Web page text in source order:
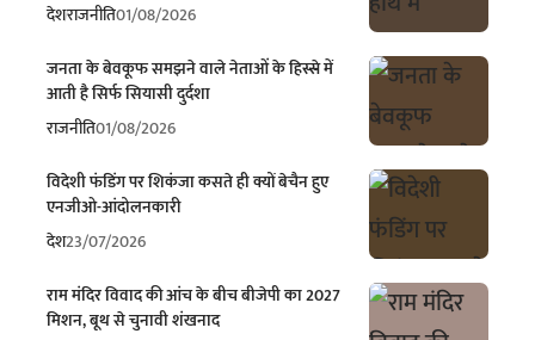
देशराजनीति01/08/2026
जनता के बेवकूफ समझने वाले नेताओं के हिस्से में
आती है सिर्फ सियासी दुर्दशा
राजनीति01/08/2026
विदेशी फंडिंग पर शिकंजा कसते ही क्यों बेचैन हुए
एनजीओ-आंदोलनकारी
देश23/07/2026
राम मंदिर विवाद की आंच के बीच बीजेपी का 2027
मिशन, बूथ से चुनावी शंखनाद